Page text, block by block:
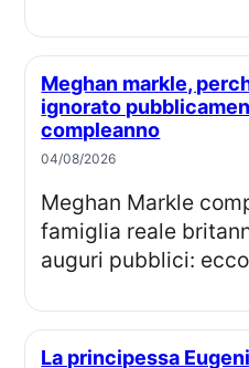
Meghan markle, perché la famiglia reale ha
ignorato
compleanno
04/08/2026
Meghan Markle compie 45 anni, ma dalla
famiglia reale
auguri pubblici:
La principessa Eugenie e Jack Brooksbank